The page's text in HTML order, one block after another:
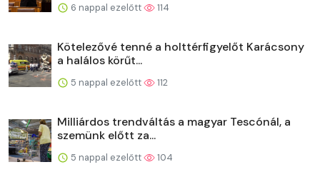
6 nappal ezelőtt 114
Kötelezővé tenné a holttérfigyelőt Karácsony
a halálos körűt...
5 nappal ezelőtt 112
Milliárdos trendváltás a magyar Tescónál, a
szemünk előtt za...
5 nappal ezelőtt 104